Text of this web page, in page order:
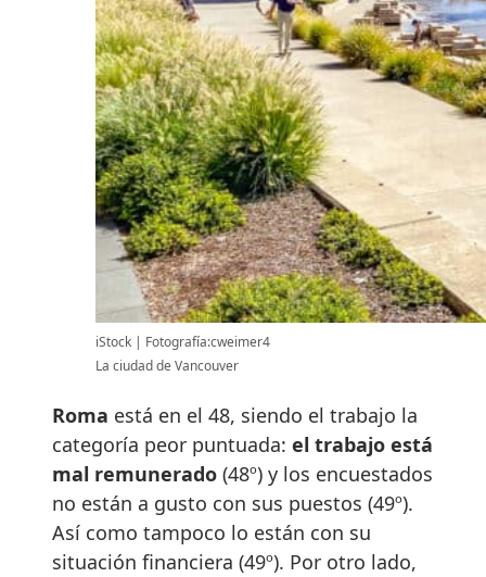
iStock
Fotografía:cweimer4
La ciudad de Vancouver
Roma está en el 48, siendo el trabajo la
categoría peor puntuada: el trabajo está
mal remunerado (48º) y los encuestados
no están a gusto con sus puestos (49º).
Así como tampoco lo están con su
situación financiera (49º). Por otro lado,